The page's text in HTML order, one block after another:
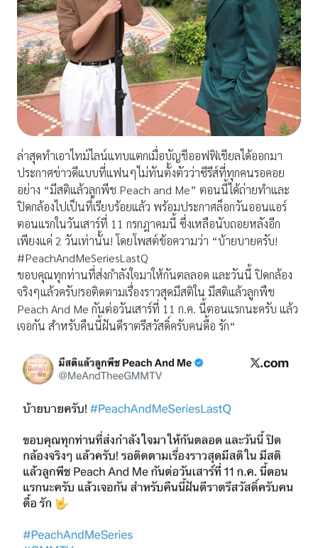
ล่าสุดทำเอาไทม์ไลน์แทบแตกเมื่อบัญชีออฟฟิเชียลได้ออกมา
ประกาศข่าวดีแบบที่แฟนๆไม่ทันตั้งตัวว่าซีรีส์ที่ทุกคนรอคอย
อย่าง “มีสติแล้วลูกพีช Peach and Me” ตอนนี้ได้ถ่ายทำและ
ปิดกล้องไปเป็นที่เรียบร้อยแล้ว พร้อมประกาศล็อกวันออนแอร์
ตอนแรกในวันเสาร์ที่ 11 กรกฎาคมนี้ ซึ่งเหลือนับถอยหลังอีก
เพียงแค่ 2 วันเท่านั้น! โดยโพสต์ข้อความว่า “บ้ายบายครับ!
#PeachAndMeSeriesLastQ
ขอบคุณทุกท่านที่ส่งกำลังใจมาให้กันตลลอด และวันนี้ ปิดกล้อง
จริงๆแล้วครับ!รอติดตามเรื่องราวสุดมีสติใน มีสติแล้วลูกพืช
Peach And Me กันต่อวันเสาร์ที่ 11 ก.ค. นี้ตอนแรกนะครับ แล้ว
เจอกัน สำหรับคืนนี้ฝันดีราตรีสวัสดิ์ครับคนดื้อ รัก“